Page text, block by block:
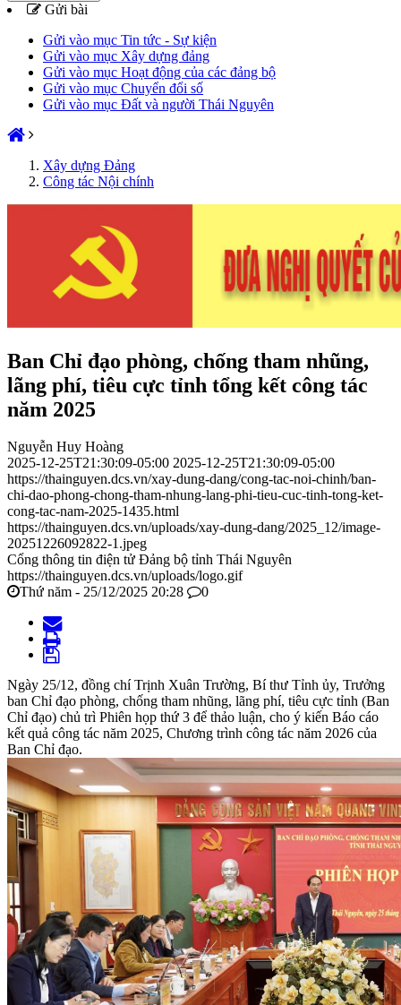
Gửi bài
Gửi vào mục Tin tức - Sự kiện
Gửi vào mục Xây dựng đảng
Gửi vào mục Hoạt động của các đảng bộ
Gửi vào mục Chuyển đổi số
Gửi vào mục Đất và người Thái Nguyên
Xây dựng Đảng
Công tác Nội chính
Ban Chỉ đạo phòng, chống tham nhũng,
lãng phí, tiêu cực tỉnh tổng kết công tác
năm 2025
Nguyễn Huy Hoàng
2025-12-25T21:30:09-05:00 2025-12-25T21:30:09-05:00
https://thainguyen.dcs.vn/xay-dung-dang/cong-tac-noi-chinh/ban-
chi-dao-phong-chong-tham-nhung-lang-phi-tieu-cuc-tinh-tong-ket-
cong-tac-nam-2025-1435.html
https://thainguyen.dcs.vn/uploads/xay-dung-dang/2025_12/image-
20251226092822-1.jpeg
Cổng thông tin điện tử Đảng bộ tỉnh Thái Nguyên
https://thainguyen.dcs.vn/uploads/logo.gif
Thứ năm - 25/12/2025 20:28
0
Ngày 25/12, đồng chí Trịnh Xuân Trường, Bí thư Tỉnh ủy, Trưởng
ban Chỉ đạo phòng, chống tham nhũng, lãng phí, tiêu cực tỉnh (Ban
Chỉ đạo) chủ trì Phiên họp thứ 3 để thảo luận, cho ý kiến Báo cáo
kết quả công tác năm 2025, Chương trình công tác năm 2026 của
Ban Chỉ đạo.